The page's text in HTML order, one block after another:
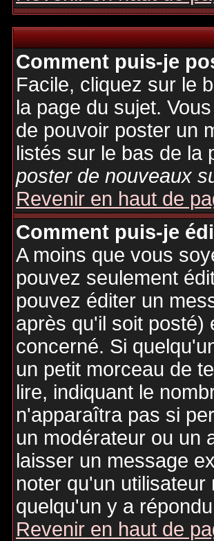
Comment puis-je
Facile, cliquez sur le
la page du sujet.
de pouvoir poster un
listés sur le bas de la
poster de nouveaux
Revenir en haut de
Comment puis-je
A moins que vous
pouvez seulement
pouvez éditer un
après qu'il soit
concerné. Si
un petit morceau de
lire, indiquant le
n'apparaîtra pas si
un modérateur ou un
laisser un message
noter qu'un
quelqu'un y a
Revenir en haut de